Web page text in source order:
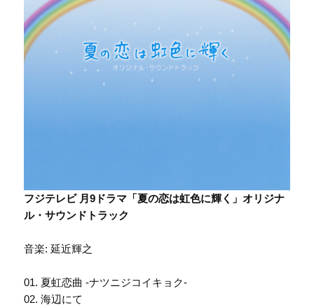
フジテレビ 月9ドラマ「夏の恋は虹色に輝く」オリジナ
ル・サウンドトラック
音楽: 延近輝之
01. 夏虹恋曲 -ナツニジコイキョク-
02. 海辺にて